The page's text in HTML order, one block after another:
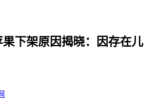
下架原因揭晓：因存在儿